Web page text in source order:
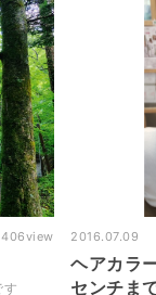
406view
です
2016.07.09
ヘアカラ
センチま